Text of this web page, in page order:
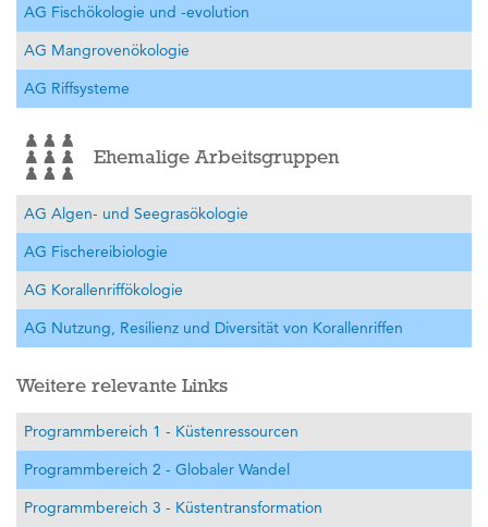
AG Fischökologie und -evolution
AG Mangrovenökologie
AG Riffsysteme
Ehemalige Arbeitsgruppen
AG Algen- und Seegrasökologie
AG Fischereibiologie
AG Korallenriffökologie
AG Nutzung, Resilienz und Diversität von Korallenriffen
Weitere relevante Links
Programmbereich 1 - Küstenressourcen
Programmbereich 2 - Globaler Wandel
Programmbereich 3 - Küstentransformation